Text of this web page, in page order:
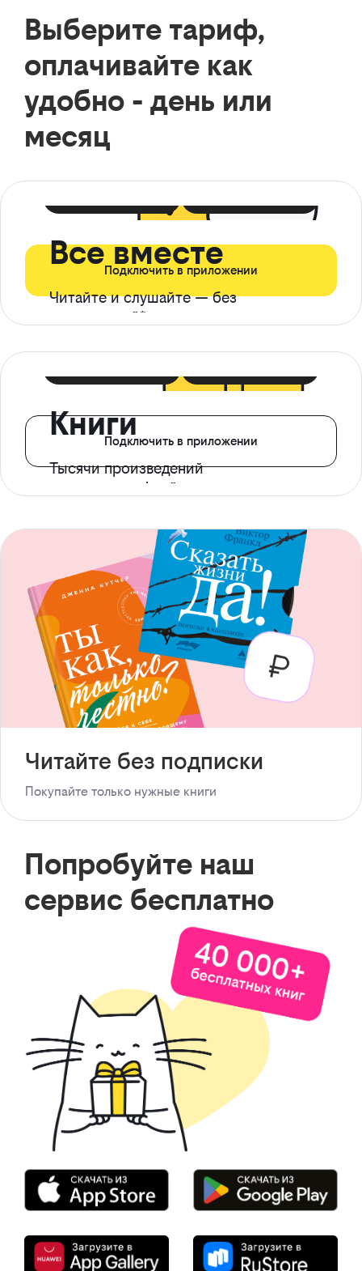
Выберите тариф,
оплачивайте как
удобно - день или
месяц
Все вместе
Читайте и слушайте — без
ограничений*
Подключить в приложении
Книги
Тысячи произведений
с доступом офлайн
Подключить в приложении
Читайте без подписки
Покупайте только нужные книги
Попробуйте наш
сервис бесплатно